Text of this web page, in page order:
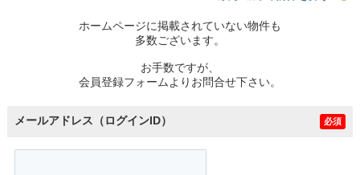
ホームページに掲載されていない物件も
多数ございます。
お手数ですが、
会員登録フォームよりお問合せ下さい。
メールアドレス（ログインID） 必須